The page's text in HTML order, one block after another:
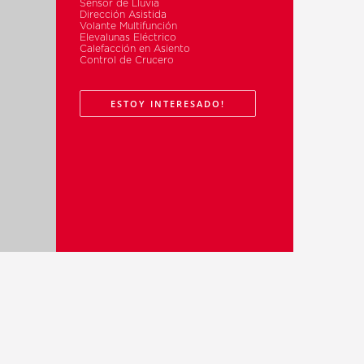
Sensor de Lluvia
Dirección Asistida
Volante Multifunción
Elevalunas Eléctrico
Calefacción en Asiento
Control de Crucero
ESTOY INTERESADO!